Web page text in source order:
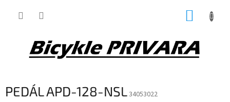
PEDÁL APD-128-NSL34053022